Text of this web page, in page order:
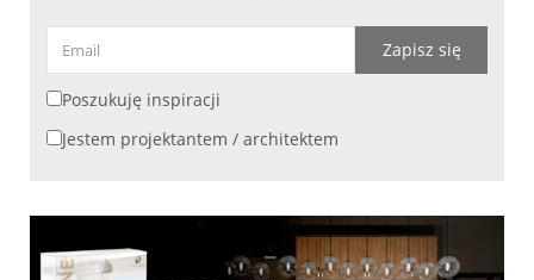
Zapisz się
Poszukuję inspiracji
Jestem projektantem / architektem